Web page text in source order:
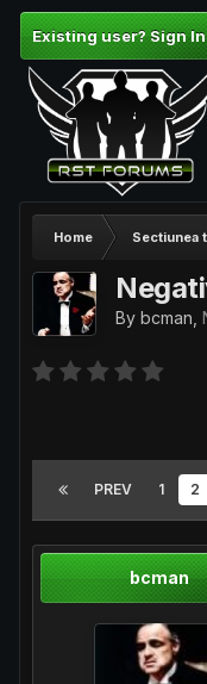
Existing user? Sign
Home Sectiunea
By bcman
PREV 1 2
bcman